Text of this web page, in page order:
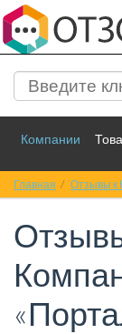
Компании
Спорт Фильмы
Красота
Главная Отзывы к